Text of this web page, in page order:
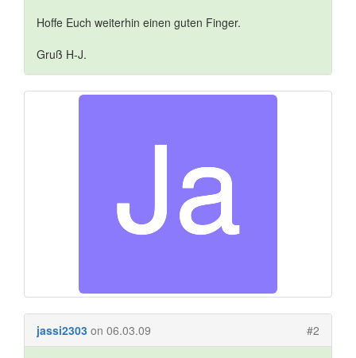
Hoffe Euch weiterhin einen guten Finger.
Gruß H-J.
jassi2303 on 06.03.09 #2